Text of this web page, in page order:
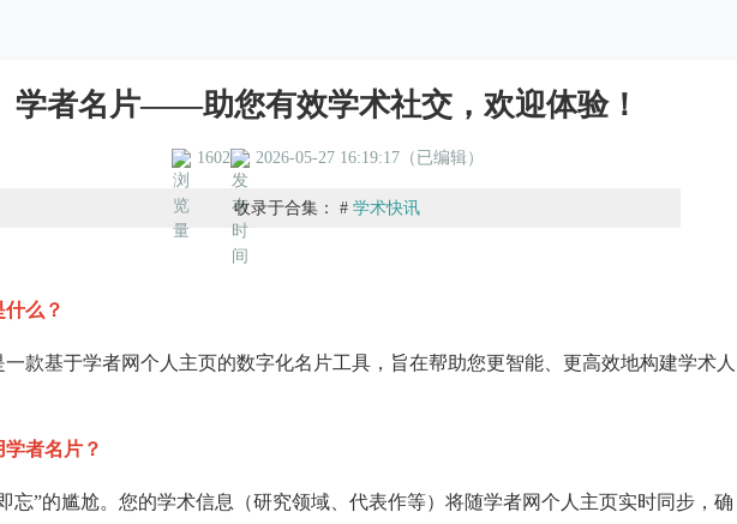
学者名片——助您有效学术社交，欢迎体验！
1602 2026-05-27 16:19:17（已编辑）
收录于合集： #学术快讯
么？
一款基于学者网个人主页的数字化名片工具，旨在帮助您更智能、更高效地构建学术人
者名片？
忘”的尴尬。您的学术信息（研究领域、代表作等）将随学者网个人主页实时同步，确